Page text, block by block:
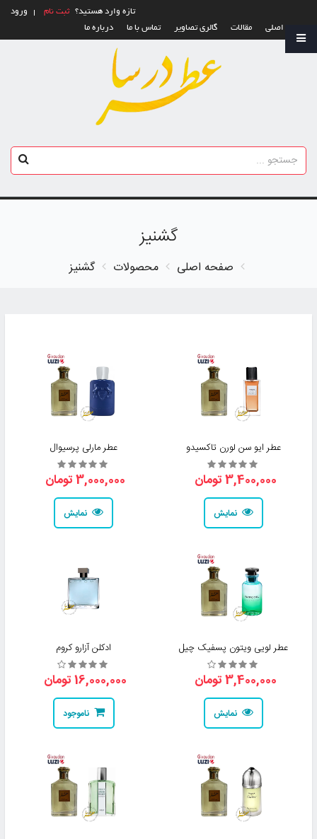
تازه وارد هستید؟ ثبت نام
ورود
صفحه اصلی
مقالات گالری تصاویر تماس با ما درباره ما
گشنیز
صفحه اصلی محصولات گشنیز
عطر ایو سن لورن تاکسیدو
3,400,000 تومان
نمایش
عطر مارلی پرسیوال
3,000,000 تومان
نمایش
عطر لویی ‌ویتون پسفیک چیل
3,400,000 تومان
نمایش
ادکلن آزارو کروم
16,000,000 تومان
ناموجود